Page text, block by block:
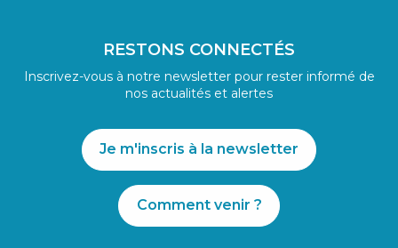
RESTONS CONNECTÉS
Inscrivez-vous à notre newsletter pour rester informé de
nos actualités et alertes
Je m'inscris à la newsletter
Comment venir ?